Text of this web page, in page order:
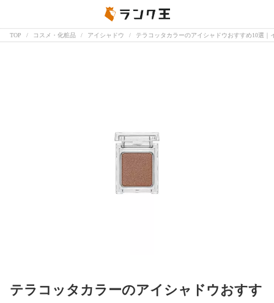
TOP コスメ・化粧品 アイシャドウ テラコッタカラーのアイシャドウおすすめ10選｜
テラコッタカラーのアイシャドウおすす